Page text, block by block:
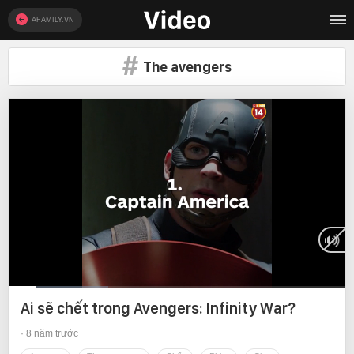
AFAMILY.VN
The avengers
Current
0:12 Duration
2:25
Ai sẽ chết trong Avengers: Infinity War?
8 năm trước